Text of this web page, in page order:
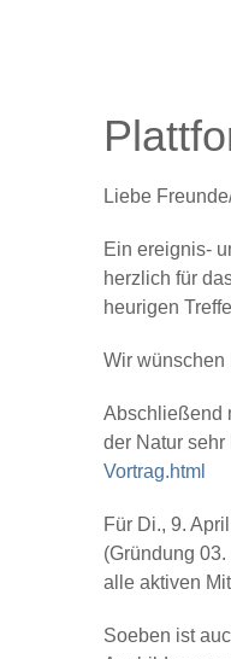
Liebe
Ein ereignis-
herzlich für
heurigen
Wir wünschen
Abschließend
der Natur sehr
Vortrag.html
Für Di., 9.
(Gründung
alle aktiven
Soeben ist